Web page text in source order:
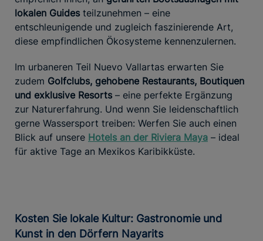
lokalen Guides teilzunehmen – eine
entschleunigende und zugleich faszinierende Art,
diese empfindlichen Ökosysteme kennenzulernen.
Im urbaneren Teil Nuevo Vallartas erwarten Sie
zudem Golfclubs, gehobene Restaurants, Boutiquen
und exklusive Resorts – eine perfekte Ergänzung
zur Naturerfahrung. Und wenn Sie leidenschaftlich
gerne Wassersport treiben: Werfen Sie auch einen
Blick auf unsere Hotels an der Riviera Maya – ideal
für aktive Tage an Mexikos Karibikküste.
Kosten Sie lokale Kultur: Gastronomie und
Kunst in den Dörfern Nayarits